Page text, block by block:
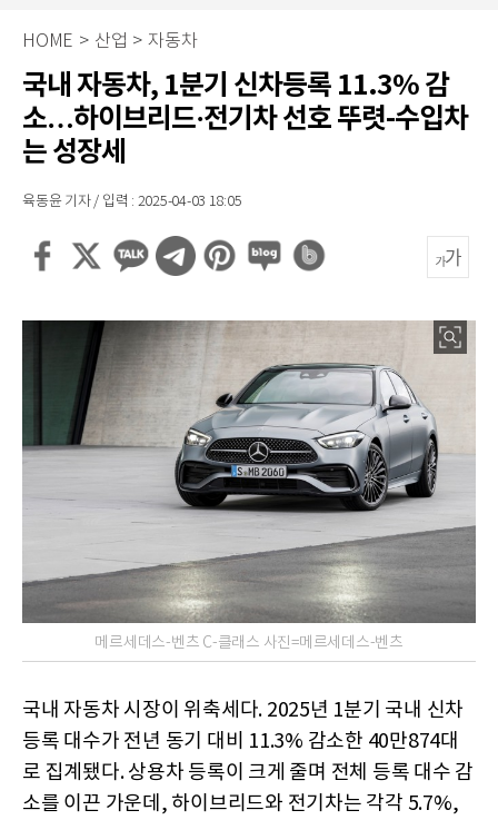
HOME > 산업 > 자동차
국내 자동차, 1분기 신차등록 11.3% 감
소…하이브리드·전기차 선호 뚜렷-수입차
는 성장세
육동윤 기자 / 입력 : 2025-04-03 18:05
메르세데스-벤츠 C-클래스 사진=메르세데스-벤츠
국내 자동차 시장이 위축세다. 2025년 1분기 국내 신차
등록 대수가 전년 동기 대비 11.3% 감소한 40만874대
로 집계됐다. 상용차 등록이 크게 줄며 전체 등록 대수 감
소를 이끈 가운데, 하이브리드와 전기차는 각각 5.7%,